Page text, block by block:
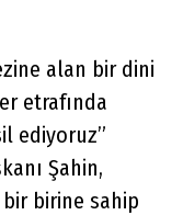
alan bir dini
etrafında
ediyoruz”
Şahin,
birine sahip